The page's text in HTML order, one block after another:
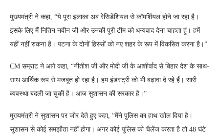
मुख्यमंत्री ने कहा, “ये पूरा इलाका अब रेसिडेंशियल से कॉमर्शियल होने जा रहा है।
इसके लिए मैं नितिन नवीन जी और उनकी पूरी टीम को धन्यवाद देना चाहता हूं। हमें
यहीं नहीं रुकना है। पटना के दोनों हिस्सों को नए शहर के रूप में विकसित करना है।”
CM सम्राट ने आगे कहा, “नीतीश जी और मोदी जी के आशीर्वाद से बिहार देश के साथ-
साथ आर्थिक रूप से मजबूत हो रहा है। हम इंडस्ट्री को भी बढ़ावा दे रहे हैं। सारी
व्यवस्था बदली जा चुकी है। आज सुशासन की सरकार है।”
मुख्यमंत्री ने सुशासन पर जोर देते हुए कहा, “मैंने पुलिस का हाथ खोल दिया है।
सुशासन से कोई समझौता नहीं होगा। अगर कोई पुलिस को चैलेंज करता है तो 48 घंटे